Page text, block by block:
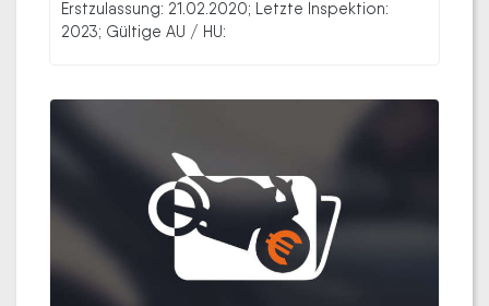
Erstzulassung: 21.02.2020; Letzte Inspektion:
2023; Gültige AU / HU: